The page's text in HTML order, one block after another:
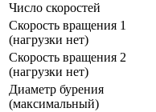
Число скоростей
Скорость вращения 1
(нагрузки нет)
Скорость вращения 2
(нагрузки нет)
Диаметр бурения
(максимальный)